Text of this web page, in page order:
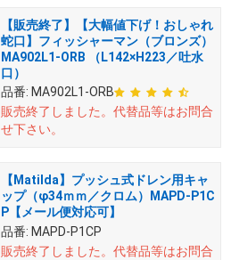
【販売終了】【大幅値下げ！おしゃれ
蛇口】フィッシャーマン（ブロンズ）
MA902L1-ORB （L142×H223／吐水
口）
品番: MA902L1-ORB
販売終了しました。 代替品等はお問合
せ下さい。
【Matilda】プッシュ式ドレン用キャ
ップ（φ34ｍｍ／クロム）MAPD-P1C
P【メール便対応可】
品番: MAPD-P1CP
販売終了しました。 代替品等はお問合